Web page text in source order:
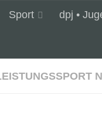
Sport dpj •